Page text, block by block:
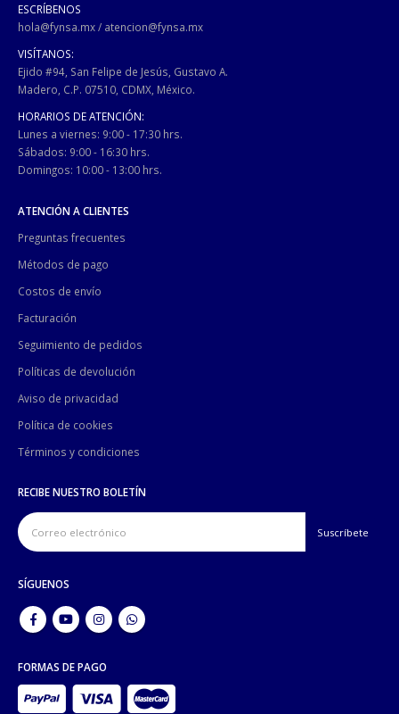
ESCRÍBENOS
hola@fynsa.mx/ atencion@fynsa.mx
VISÍTANOS:
Ejido #94, San Felipe de Jesús, Gustavo A.
Madero, C.P. 07510, CDMX, México.
HORARIOS DE ATENCIÓN:
Lunes a viernes: 9:00 - 17:30 hrs.
Sábados: 9:00 - 16:30 hrs.
Domingos: 10:00 - 13:00 hrs.
ATENCIÓN A CLIENTES
Preguntas frecuentes
Métodos de pago
Costos de envío
Facturación
Seguimiento de pedidos
Políticas de devolución
Aviso de privacidad
Política de cookies
Términos y condiciones
RECIBE NUESTRO BOLETÍN
SÍGUENOS
FORMAS DE PAGO